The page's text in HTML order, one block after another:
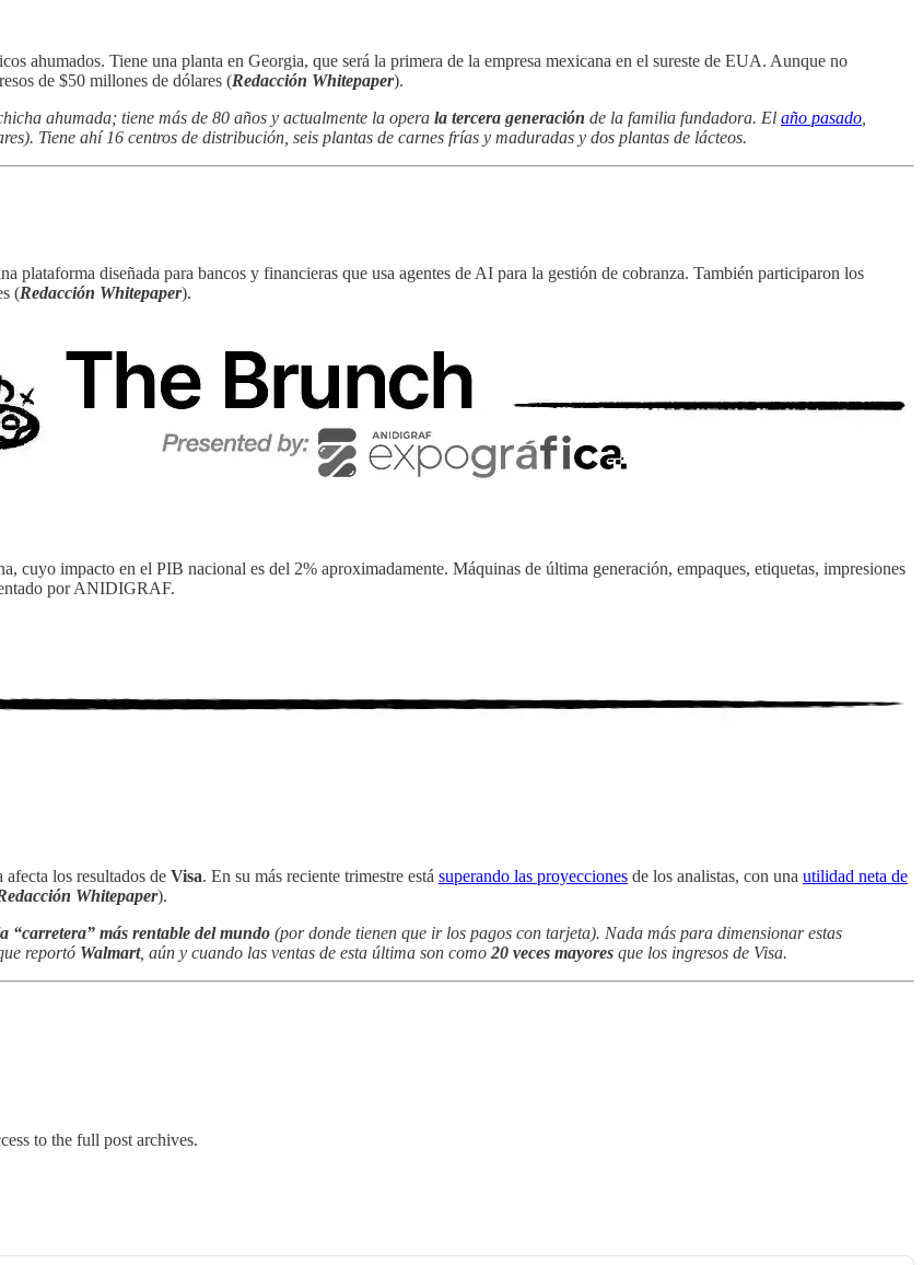
ahumados. Tiene una planta en Georgia, que será la primera de la empresa mexicana en el sureste de EUA. Aunque no
de $50 millones de dólares (Redacción Whitepaper).
ahumada; tiene más de 80 años y actualmente la opera la tercera generación de la familia fundadora. El año pasado
Tiene ahí 16 centros de distribución, seis plantas de carnes frías y maduradas y dos plantas de lácteos.
plataforma diseñada para bancos y financieras que usa agentes de AI para la gestión de cobranza. También participaron los
(Redacción Whitepaper).
cuyo impacto en el PIB nacional es del 2% aproximadamente. Máquinas de última generación, empaques, etiquetas, impresiones
por ANIDIGRAF.
los resultados de Visa. En su más reciente trimestre está superando las proyecciones de los analistas, con una utilidad neta de
Whitepaper).
“carretera” más rentable del mundo (por donde tienen que ir los pagos con tarjeta). Nada más para dimensionar estas
reportó Walmart, aún y cuando las ventas de esta última son como 20 veces mayores que los ingresos de Visa.
to the full post archives.